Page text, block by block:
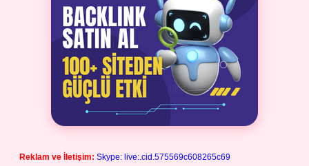
Reklam ve İletişim: Skype: live:.cid.575569c608265c69